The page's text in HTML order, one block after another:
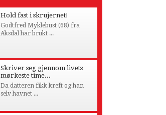
Hold fast i skrujernet!
Godtfred Myklebust (68) fra
Aksdal har brukt ...
Skriver seg gjennom livets
mørkeste time...
Da datteren fikk kreft og han
selv havnet ...